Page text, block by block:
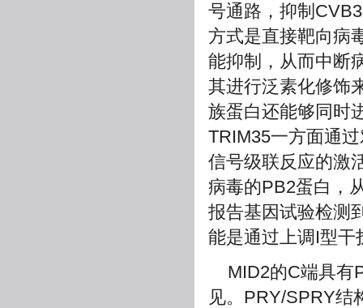
号通路，抑制
方式是直接靶向病
能抑制，从而中断
其进行泛素化修饰
族蛋白还能够同时
TRIM35一方面通
信号级联反应的激
病毒的PB2蛋白，
报告基因试验检测
能是通过上调I型
MID2的C端具有
见。PRY/SPRY结